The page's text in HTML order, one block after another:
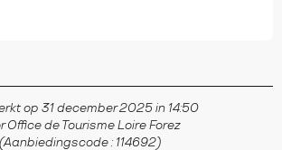
op 31 december 2025 in 14:50
Office de Tourisme Loire Forez
(Aanbiedingscode : 114692)